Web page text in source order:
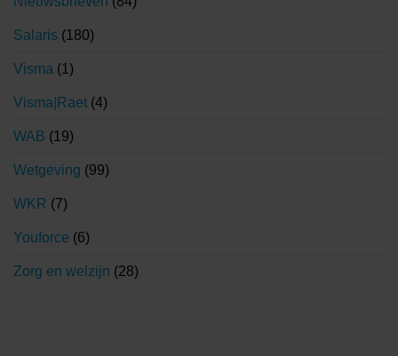
Salaris (180)
Visma (1)
Visma|Raet (4)
WAB (19)
Wetgeving (99)
WKR (7)
Youforce (6)
Zorg en welzijn (28)